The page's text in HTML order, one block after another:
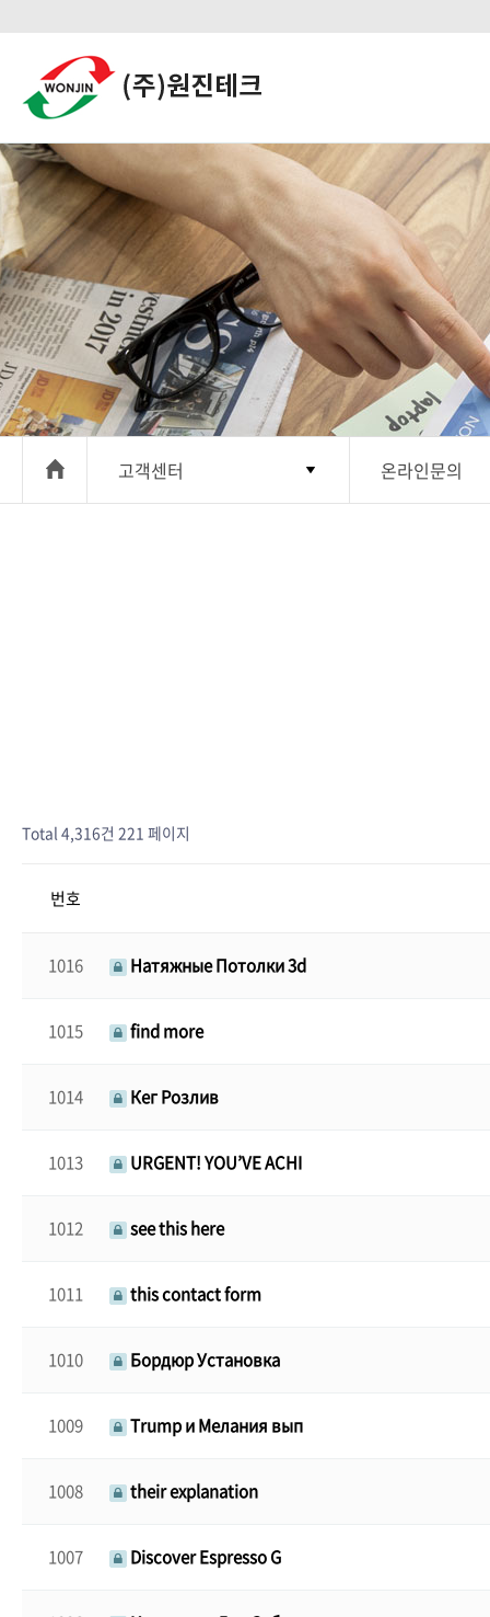
고객센터 온라인문의
Total 4,316건 221 페이지
번호
1016 Натяжные Потолки 3d
1015 find more
1014 Кег Розлив
1013 URGENT! YOU’VE ACHI
1012 see this here
1011 this contact form
1010 Бордюр Установка
1009 Trump и Мелания вып
1008 their explanation
1007 Discover Espresso G